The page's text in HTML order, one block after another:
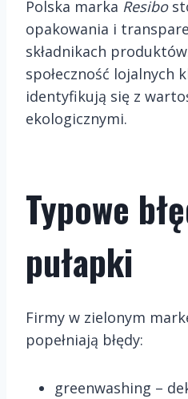
Polska marka Resibo
opakowania i
składnikach
społeczność lojalnych
identyfikują się z
ekologicznymi.
Typowe
pułapki
Firmy w zielonym
popełniają błędy:
greenwashing –